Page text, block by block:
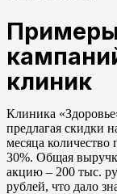
клиник
Клиника
предлагая скидки
месяца количество
30%. Общая
акцию – 200 тыс.
рублей, что дало